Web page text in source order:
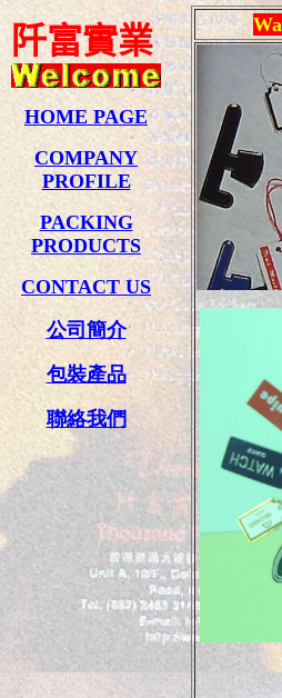
阡富實業
HOME PAGE
COMPANY
PROFILE
PACKING
PRODUCTS
CONTACT US
公司簡介
包裝產品
聯絡我們